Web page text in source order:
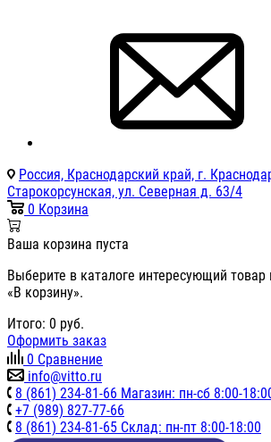
Россия, Краснодарский край, г.
Старокорсунская, ул. Северная д. 63/4
0 Корзина
Ваша корзина пуста
Выберите в каталоге интересующий
«В корзину».
Итого: 0 руб.
Оформить заказ
0 Сравнение
info@vitto.ru
8 (861) 234-81-66 Магазин: пн-сб 8:00-
+7 (989) 827-77-66
8 (861) 234-81-65 Склад: пн-пт 8:00-18:00